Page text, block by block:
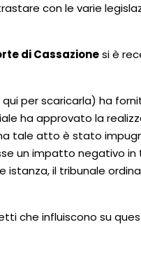
con le varie
di Cassazionesi è
quiper scaricarla) ha
ha approvato la
tale atto è stato
un impatto negativo in
il tribunale
che influiscono su